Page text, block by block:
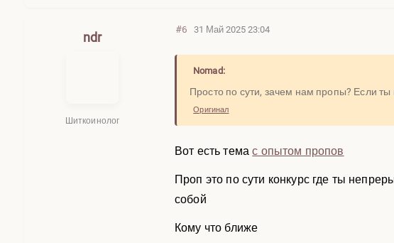
ndr
Шиткоинолог
#6 31 Май 2025 23:04
Nomad:
Просто по сути, зачем нам пропы? Если
Оригинал
Вот есть темас опытом пропов
Проп это по сути конкурс где ты
собой
Кому что ближе